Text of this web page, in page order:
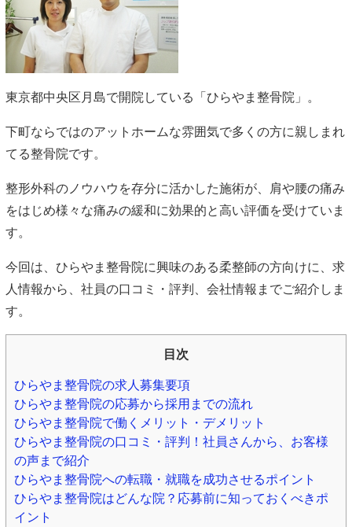
東京都中央区月島で開院している「ひらやま整骨院」。
下町ならではのアットホームな雰囲気で多くの方に親しまれ
てる整骨院です。
整形外科のノウハウを存分に活かした施術が、肩や腰の痛み
をはじめ様々な痛みの緩和に効果的と高い評価を受けていま
す。
今回は、ひらやま整骨院に興味のある柔整師の方向けに、求
人情報から、社員の口コミ・評判、会社情報までご紹介しま
す。
目次
ひらやま整骨院の求人募集要項
ひらやま整骨院の応募から採用までの流れ
ひらやま整骨院で働くメリット・デメリット
ひらやま整骨院の口コミ・評判！社員さんから、お客様
の声まで紹介
ひらやま整骨院への転職・就職を成功させるポイント
ひらやま整骨院はどんな院？応募前に知っておくべきポ
イント